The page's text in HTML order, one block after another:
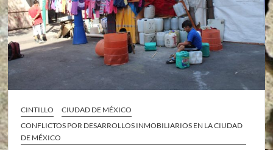
CINTILLO
CIUDAD DE MÉXICO
CONFLICTOS POR DESARROLLOS INMOBILIARIOS EN LA CIUDAD
DE MÉXICO